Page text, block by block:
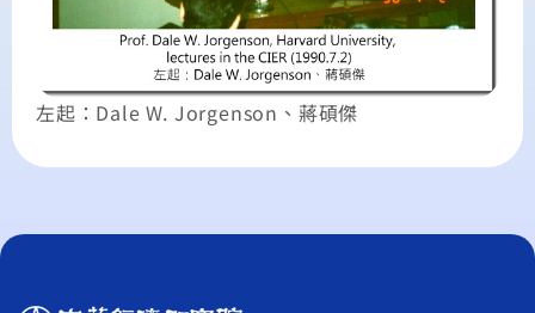
左起：Dale W. Jorgenson、蔣碩傑